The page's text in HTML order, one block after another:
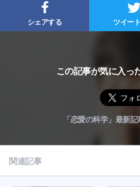
シェアする ツイー
この記事が気に入っ
「恋愛の科学」最新
関連記事